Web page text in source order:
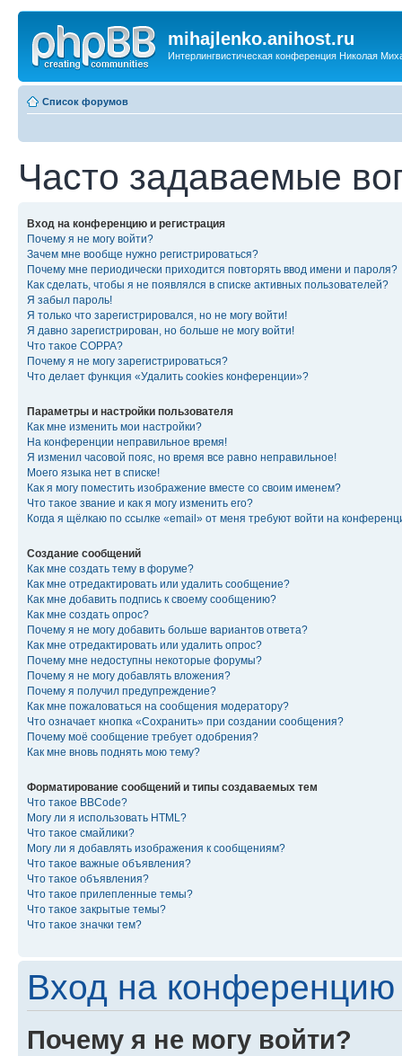
mihajlenko.anihost.ru
Интерлингвистическая конференция Николая
Список форумов
Часто задаваемые
Вход на конференцию и регистрация
Почему я не могу войти?
Зачем мне вообще нужно регистрироваться?
Почему мне периодически приходится повторять ввод имени и пароля?
Как сделать, чтобы я не появлялся в списке активных пользователей?
Я забыл пароль!
Я только что зарегистрировался, но не могу войти!
Я давно зарегистрирован, но больше не могу войти!
Что такое COPPA?
Почему я не могу зарегистрироваться?
Что делает функция «Удалить cookies конференции»?
Параметры и настройки пользователя
Как мне изменить мои настройки?
На конференции неправильное время!
Я изменил часовой пояс, но время все равно неправильное!
Моего языка нет в списке!
Как я могу поместить изображение вместе со своим именем?
Что такое звание и как я могу изменить его?
Когда я щёлкаю по ссылке «email» от меня требуют войти на
Создание сообщений
Как мне создать тему в форуме?
Как мне отредактировать или удалить сообщение?
Как мне добавить подпись к своему сообщению?
Как мне создать опрос?
Почему я не могу добавить больше вариантов ответа?
Как мне отредактировать или удалить опрос?
Почему мне недоступны некоторые форумы?
Почему я не могу добавлять вложения?
Почему я получил предупреждение?
Как мне пожаловаться на сообщения модератору?
Что означает кнопка «Сохранить» при создании сообщения?
Почему моё сообщение требует одобрения?
Как мне вновь поднять мою тему?
Форматирование сообщений и типы создаваемых тем
Что такое BBCode?
Могу ли я использовать HTML?
Что такое смайлики?
Могу ли я добавлять изображения к сообщениям?
Что такое важные объявления?
Что такое объявления?
Что такое прилепленные темы?
Что такое закрытые темы?
Что такое значки тем?
Вход на конференцию
Почему я не могу войти?